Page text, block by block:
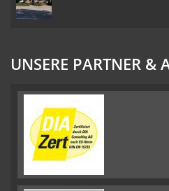
UNSERE PARTNER &